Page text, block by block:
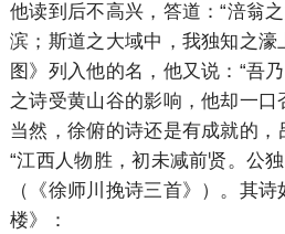
他读到后不高兴，答道：“涪翁
滨；斯道之大域中，我独知之濠
图》列入他的名，他又说：“吾
之诗受黄山谷的影响，他却一口
当然，徐俯的诗还是有成就的，
“江西人物胜，初未减前贤。公
（《徐师川挽诗三首》）。其
楼》：